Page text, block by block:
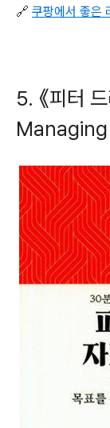
🔗 쿠팡에서 좋은
5. 《피터